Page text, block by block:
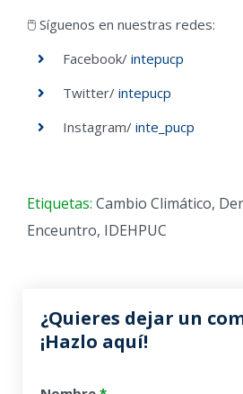
🖱️ Síguenos en nuestras redes:
Facebook/ intepucp
Twitter/ intepucp
Instagram/ inte_pucp
Etiquetas: Cambio Climático,
Enceuntro, IDEHPUC
¿Quieres dejar un
¡Hazlo aquí!